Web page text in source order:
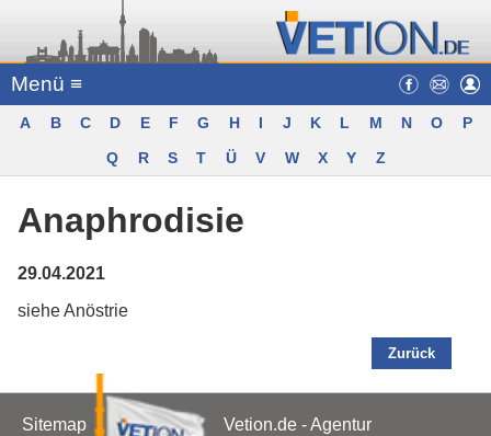
Menü ≡
A B C D E F G H I J K L M N O
P
Q
R S T Ü V W X Y Z
Anaphrodisie
29.04.2021
siehe Anöstrie
Zurück
Sitemap
Vetion.de - Agentur